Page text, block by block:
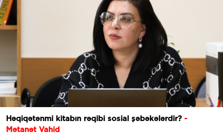
Həqiqətənmi kitabın rəqibi sosial şəbəkələrdir? -
Mətanət Vahid